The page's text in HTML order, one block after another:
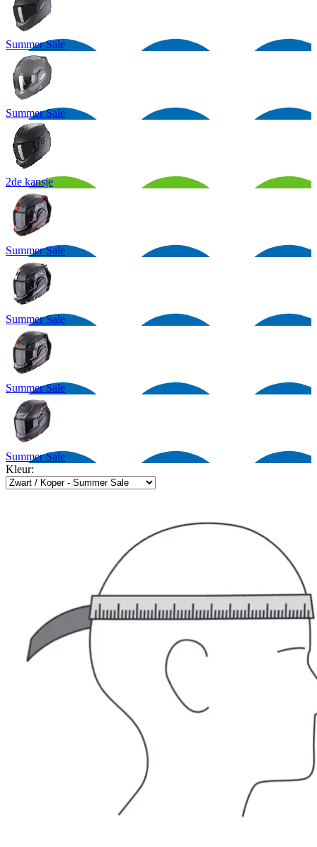
Summer Sale
Summer Sale
2de kansje
Summer Sale
Summer Sale
Summer Sale
Summer Sale
Kleur: